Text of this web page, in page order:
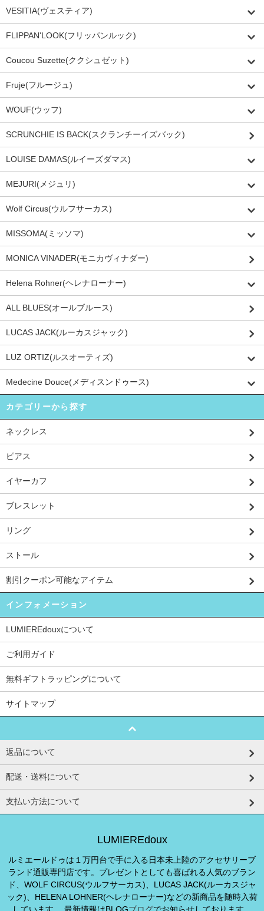
VESITIA(ヴェスティア)
FLIPPAN'LOOK(フリッパンルック)
Coucou Suzette(ククシュゼット)
Fruje(フルージュ)
WOUF(ウッフ)
SCRUNCHIE IS BACK(スクランチーイズバック)
LOUISE DAMAS(ルイーズダマス)
MEJURI(メジュリ)
Wolf Circus(ウルフサーカス)
MISSOMA(ミッソマ)
MONICA VINADER(モニカヴィナダー)
Helena Rohner(ヘレナローナー)
ALL BLUES(オールブルース)
LUCAS JACK(ルーカスジャック)
LUZ ORTIZ(ルスオーティズ)
Medecine Douce(メディスンドゥース)
カテゴリーから探す
ネックレス
ピアス
イヤーカフ
ブレスレット
リング
ストール
割引クーポン可能なアイテム
インフォメーション
LUMIEREdouxについて
ご利用ガイド
無料ギフトラッピングについて
サイトマップ
返品について
配送・送料について
支払い方法について
LUMIEREdoux
ルミエールドゥは１万円台で手に入る日本未上陸のアクセサリーブ
ランド通販専門店です。プレゼントとしても喜ばれる人気のブラン
ド、WOLF CIRCUS(ウルフサーカス)、LUCAS JACK(ルーカスジャ
ック)、HELENA LOHNER(ヘレナローナー)などの新商品を随時入荷
しています。 最新情報はBLOGブログでお知らせしております。